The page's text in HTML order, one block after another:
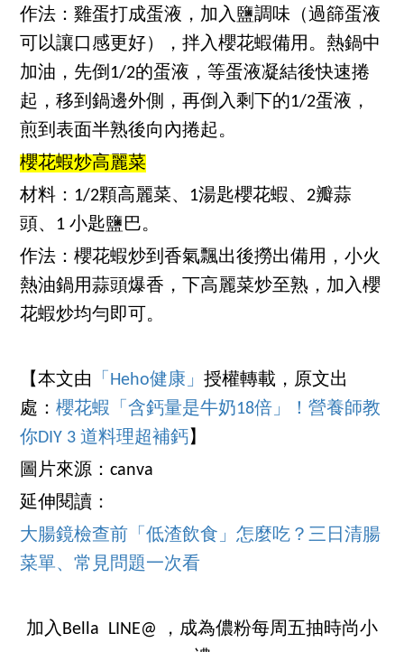
作法：雞蛋打成蛋液，加入鹽調味（過篩蛋液
可以讓口感更好），拌入櫻花蝦備用。熱鍋中
加油，先倒1/2的蛋液，等蛋液凝結後快速捲
起，移到鍋邊外側，再倒入剩下的1/2蛋液，
煎到表面半熟後向內捲起。
櫻花蝦炒高麗菜
材料：1/2顆高麗菜、1湯匙櫻花蝦、2瓣蒜
頭、1 小匙鹽巴。
作法：櫻花蝦炒到香氣飄出後撈出備用，小火
熱油鍋用蒜頭爆香，下高麗菜炒至熟，加入櫻
花蝦炒均勻即可。
【本文由 「Heho健康」授權轉載，原文出
處：櫻花蝦「含鈣量是牛奶18倍」！營養師教
你DIY 3 道料理超補鈣 】
圖片來源：canva
延伸閱讀：
大腸鏡檢查前「低渣飲食」怎麼吃？三日清腸
菜單、常見問題一次看
加入Bella LINE@ ，成為儂粉每周五抽時尚小